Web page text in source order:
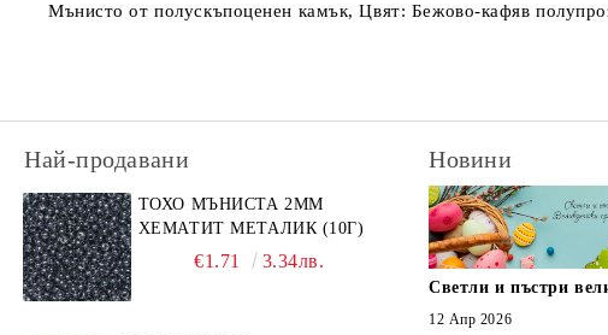
Мънисто от полускъпоценен камък, Цвят: Бежово-кафяв
Най-продавани
ТОХО МЪНИСТА 2ММ
ХЕМАТИТ МЕТАЛИК (10Г)
€1.71 3.34лв.
Новини
Светли и пъстри
12 Апр 2026